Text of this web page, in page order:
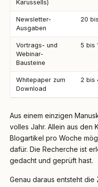
Karussells)
Newsletter-
Ausgaben
20
Vortrags- und
Webinar-
Bausteine
5 bis
Whitepaper zum
Download
2 bis
Aus einem einzigen
volles Jahr. Allein aus den
Blogartikel pro Woche
dafür. Die Recherche ist
gedacht und geprüft hast.
Genau daraus entsteht